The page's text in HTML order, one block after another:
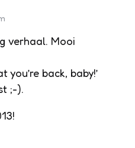
verhaal. Mooi
you’re back, baby!’
;-).